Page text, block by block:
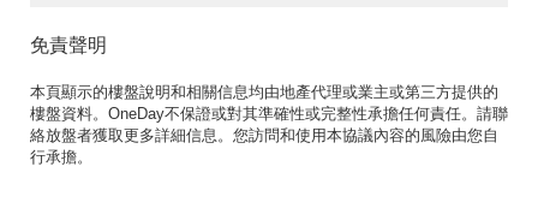
免責聲明
本頁顯示的樓盤說明和相關信息均由地產代理或業主或第三方提供的
樓盤資料。OneDay不保證或對其準確性或完整性承擔任何責任。請聯
絡放盤者獲取更多詳細信息。您訪問和使用本協議內容的風險由您自
行承擔。